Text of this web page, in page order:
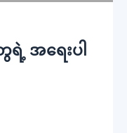
ရဲ့ အရေးပါ